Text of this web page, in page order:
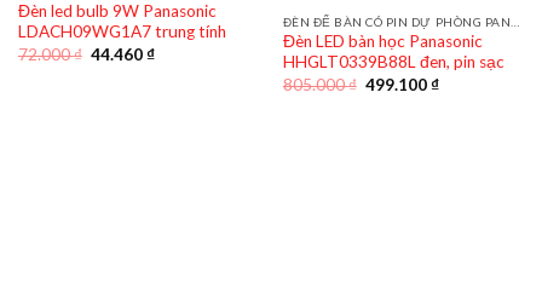
Đèn led bulb 9W Panasonic
LDACH09WG1A7 trung tính
72.000₫ Giá
44.460₫Giá
Đèn LED bàn học Panasonic
HHGLT0339B88L đen, pin sạc
805.000₫ Giá
499.100₫Giá